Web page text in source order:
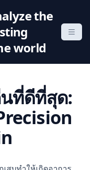
the
world
นที่ดีที่สุด: